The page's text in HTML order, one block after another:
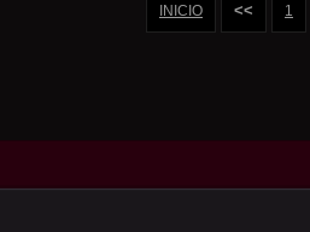
INICIO << 1